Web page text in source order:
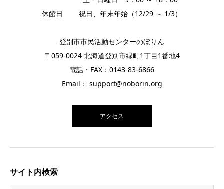
休館日 祝日、年末年始（12/29 ～ 1/3）
登別市市民活動センターのぼりん
〒059-0024 北海道登別市緑町1丁目1番地4
電話・FAX：0143-83-6866
Email： support@noborin.org
アクセス
サイト内検索